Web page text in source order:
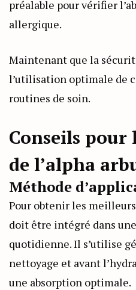
préalable pour vérifier
allergique.
Maintenant que la
l’utilisation optimale de
routines de soin.
Conseils
de l’alpha
Méthode
Pour obtenir les
doit être intégré dans
quotidienne. Il s’utilise
nettoyage et avant
une absorption optimale.